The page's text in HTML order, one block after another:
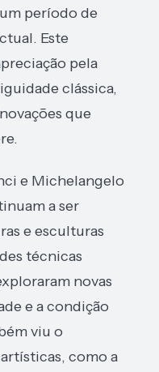
período de
Este
pela
clássica,
que
e Michelangelo
a ser
e esculturas
técnicas
novas
e a condição
viu o
como a